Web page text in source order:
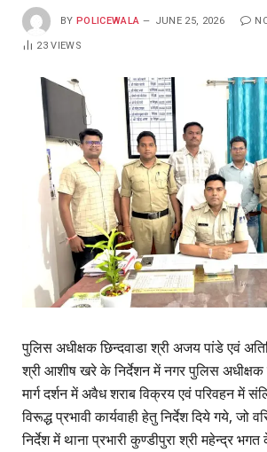
BY POLICEWALA JUNE 25, 2026
23VIEWS
पुलिस अधीक्षक छिन्दवाडा श्री अजय पांडे एवं
श्री आशीष खरे के निर्देशन में नगर पुलिस
मार्ग दर्शन में अवैध शराब विक्रय एवं परिवहन में
विरूद्ध प्रभावी कार्यवाही हेतु निर्देश दिये गये, जो
निर्देश में थाना प्रभारी कुण्डीपुरा श्री महेन्द्र